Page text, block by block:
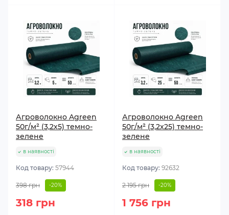
Агроволокно Agreen
50г/м² (3,2х5) темно-
зелене
в наявності
Код товару: 57944
398 грн -20%
318 грн
Агроволокно Agreen
50г/м² (3,2х25) темно-
зелене
в наявності
Код товару: 92632
2 195 грн -20%
1 756 грн